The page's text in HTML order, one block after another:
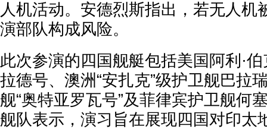
人机活动。安德烈斯指出，若无人机
演部队构成风险。
此次参演的四国舰艇包括美国阿利·
拉德号、澳洲“安扎克”级护卫舰巴拉
舰“奥特亚罗瓦号”及菲律宾护卫舰何
舰队表示，演习旨在展现四国对印太